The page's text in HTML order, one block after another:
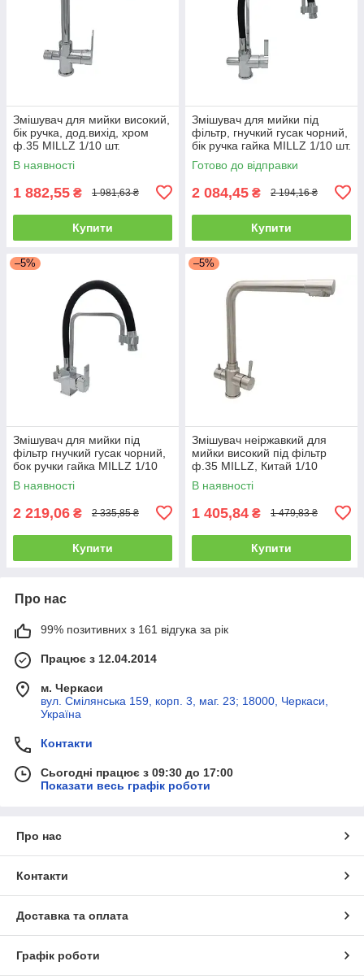
Змішувач для мийки високий,
бік ручка, дод.вихід, хром
ф.35 MILLZ 1/10 шт.
В наявності
1 882,55 ₴ 1 981,63 ₴
Купити
Змішувач для мийки під
фільтр, гнучкий гусак чорний,
бік ручка гайка MILLZ 1/10 шт.
Готово до відправки
2 084,45 ₴ 2 194,16 ₴
Купити
–5%
Змішувач для мийки під
фільтр гнучкий гусак чорний,
бок ручки гайка MILLZ 1/10
шт.
В наявності
2 219,06 ₴ 2 335,85 ₴
Купити
–5%
Змішувач неіржавкий для
мийки високий під фільтр
ф.35 MILLZ, Китай 1/10
В наявності
1 405,84 ₴ 1 479,83 ₴
Купити
Про нас
99% позитивних з 161 відгука за рік
Працює з 12.04.2014
м. Черкаси
вул. Смілянська 159, корп. 3, маг. 23; 18000, Черкаси,
Україна
Контакти
Сьогодні працює з 09:30 до 17:00
Показати весь графік роботи
Про нас
Контакти
Доставка та оплата
Графік роботи